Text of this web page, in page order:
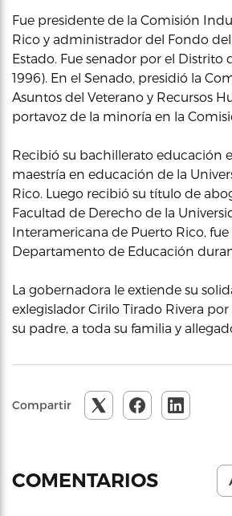
Fue presidente de la Comisión
Rico y administrador del Fondo
Estado. Fue senador por el Distrito
1996). En el Senado, presidió la
Asuntos del Veterano y Recursos
portavoz de la minoría en la
Recibió su bachillerato educación
maestría en educación de la
Rico. Luego recibió su título de
Facultad de Derecho de la
Interamericana de Puerto Rico,
Departamento de Educación
La gobernadora le extiende su
exlegislador Cirilo Tirado Rivera
su padre, a toda su familia y
Compartir
COMENTARIOS